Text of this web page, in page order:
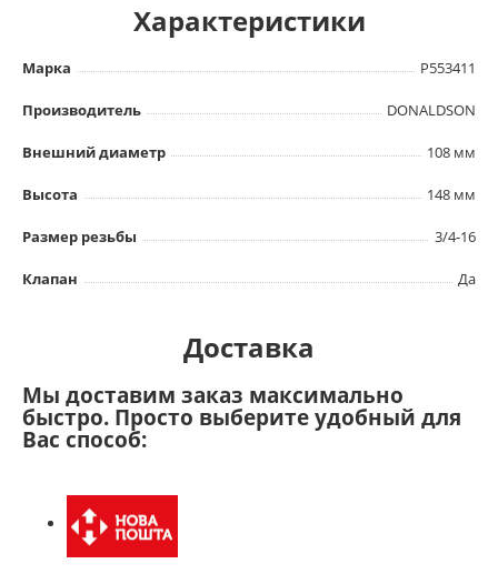
Характеристики
Марка P553411
Производитель DONALDSON
Внешний диаметр 108 мм
Высота 148 мм
Размер резьбы 3/4-16
Клапан Да
Доставка
Мы доставим заказ максимально
быстро. Просто выберите удобный для
Вас способ: